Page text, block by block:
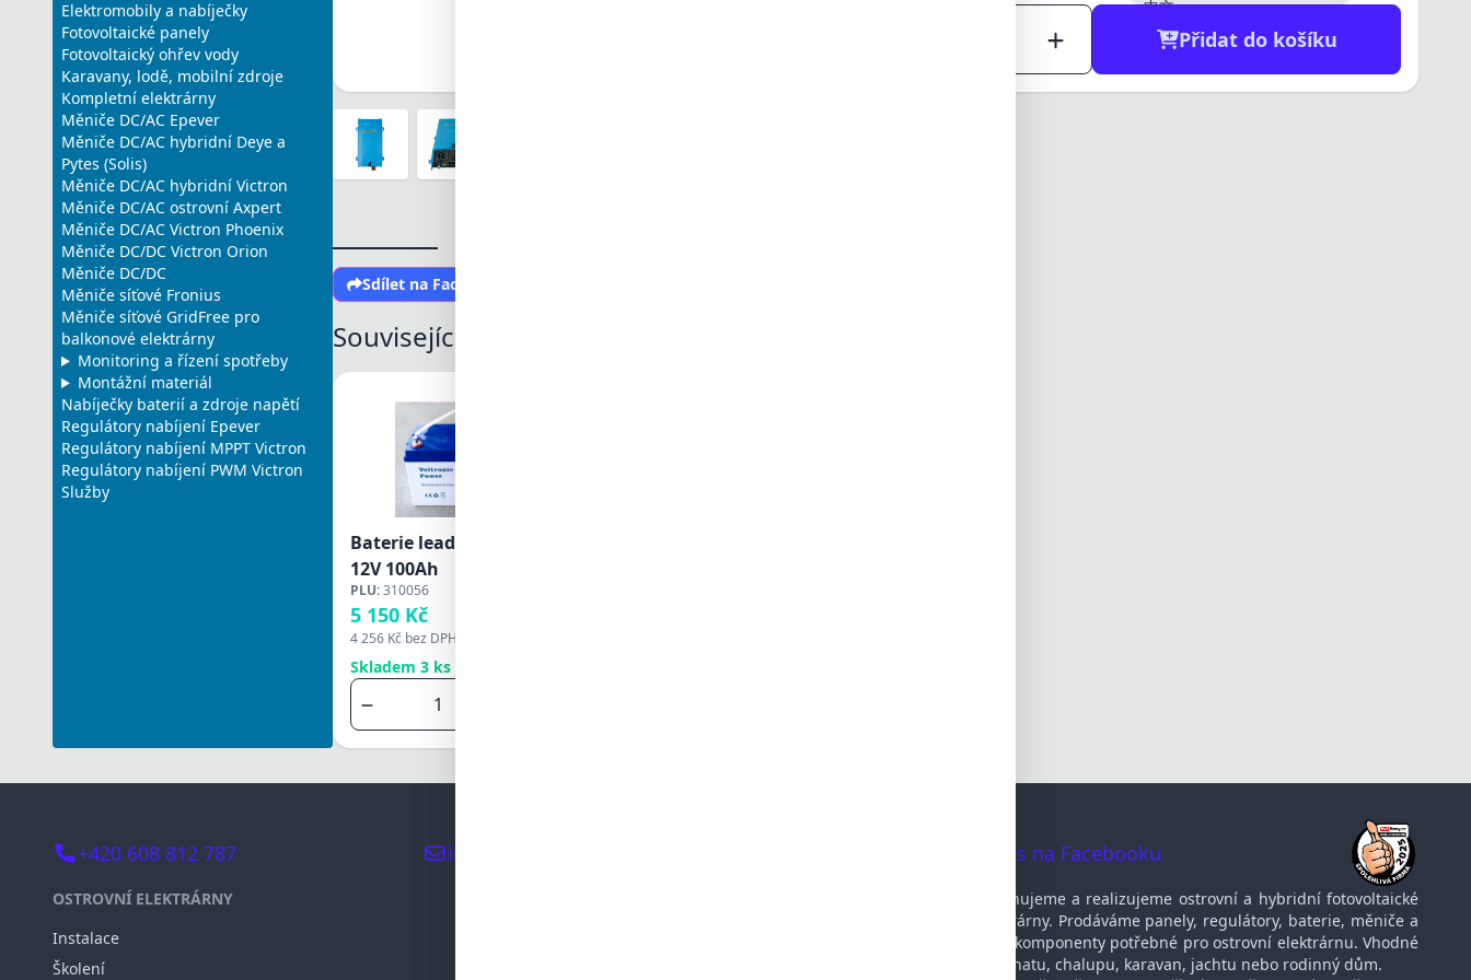
中文
日本語
한국어
العربية
हिन्दी
Elektromobily a nabíječky
Fotovoltaické panely
Fotovoltaický ohřev vody
Karavany, lodě, mobilní zdroje
Kompletní elektrárny
Měniče DC/AC Epever
Měniče DC/AC hybridní Deye a
Pytes (Solis)
Měniče DC/AC hybridní Victron
Měniče DC/AC ostrovní Axpert
Měniče DC/AC Victron Phoenix
Měniče DC/DC Victron Orion
Měniče DC/DC
Měniče síťové Fronius
Měniče síťové GridFree pro
balkonové elektrárny
Monitoring a řízení spotřeby
Montážní materiál
Nabíječky baterií a zdroje napětí
Regulátory nabíjení Epever
Regulátory nabíjení MPPT Victron
Regulátory nabíjení PWM Victron
Služby
Přidat do košíku
Sdílet na Facebooku
Související produkty
Baterie lead-carbon JPC
12V 100Ah
PLU:310056
5 150 Kč
4 256 Kč bez DPH
Skladem 3 ks
+420 608 812 787 info@ostrovni-elektrarny.cz Sledujte nás na Facebooku
OSTROVNÍ ELEKTRÁRNY
Instalace
Školení
Navrhujeme a realizujeme ostrovní a hybridní fotovoltaické
elektrárny. Prodáváme panely, regulátory, baterie, měniče a
další komponenty potřebné pro ostrovní elektrárnu. Vhodné
pro chatu, chalupu, karavan, jachtu nebo rodinný dům.